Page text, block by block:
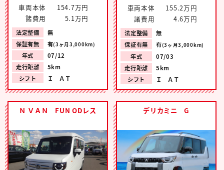
車両本体
154.7万円
諸費用
5.1万円
法定整備
無
保証有無
有(3ヶ月3,000km)
年式
07/12
走行距離
5km
シフト
Ｉ ＡＴ
車両本体
155.2万円
諸費用
4.6万円
法定整備
無
保証有無
有(3ヶ月3,000km)
年式
07/03
走行距離
5km
シフト
Ｉ ＡＴ
Ｎ ＶＡＮ FUN ODレス デリカミニ G